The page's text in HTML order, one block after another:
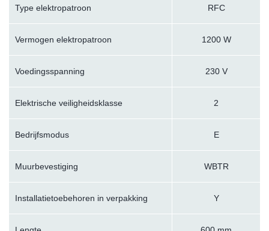
Type elektropatroon RFC
Vermogen elektropatroon 1200 W
Voedingsspanning 230 V
Elektrische veiligheidsklasse 2
Bedrijfsmodus E
Muurbevestiging WBTR
Installatietoebehoren in verpakking Y